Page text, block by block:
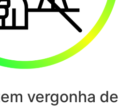
vergonha de